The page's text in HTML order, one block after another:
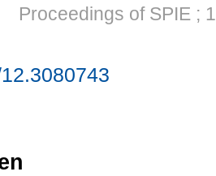
Proceedings of SPIE ;